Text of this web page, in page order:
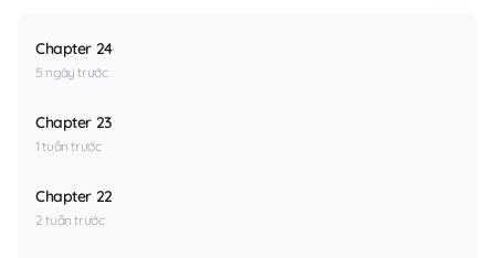
Chapter 24
5 ngày trước
Chapter 23
1 tuần trước
Chapter 22
2 tuần trước